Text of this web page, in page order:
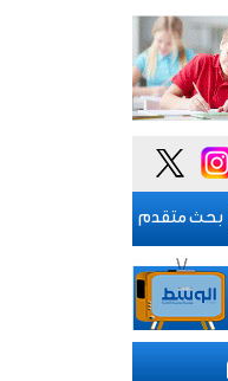
بحث متقدم
لتعزيز «النزاهة